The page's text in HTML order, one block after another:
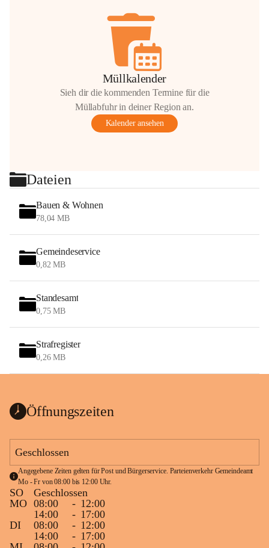
Müllkalender
Sieh dir die kommenden Termine für die
Müllabfuhr in deiner Region an.
Kalender ansehen
Dateien
Bauen & Wohnen
78,04 MB
Gemeindeservice
0,82 MB
Standesamt
0,75 MB
Strafregister
0,26 MB
Öffnungszeiten
Geschlossen
Angegebene Zeiten gelten für Post und Bürgerservice. Parteienverkehr Gemeindeamt
Mo - Fr von 08:00 bis 12:00 Uhr.
SO
Geschlossen
MO 08:00 - 12:00
14:00
- 17:00
DI
08:00 - 12:00
14:00
- 17:00